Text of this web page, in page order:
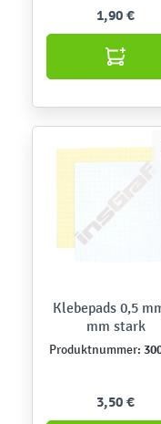
1,90 €
Klebepads 0,5
mm stark
Produktnummer:
3,50 €